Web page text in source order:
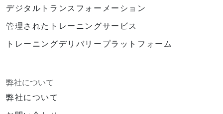
デジタルトランスフォーメーション
管理されたトレーニングサービス
トレーニングデリバリープラットフォーム
弊社について
弊社について